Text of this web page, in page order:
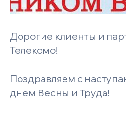
Дорогие клиенты и
Телекомо!
Поздравляем с
днем Весны и Труда!